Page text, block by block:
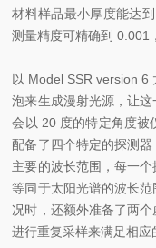
材料样品最小厚度能达
测量精度可精确到 0.001
以 Model SSR version 6
泡来生成漫射光源，让
会以 20 度的特定角度被
配备了四个特定的探测
主要的波长范围，每一
等同于太阳光谱的波长
况时，还额外准备了两
进行重复采样来满足相应